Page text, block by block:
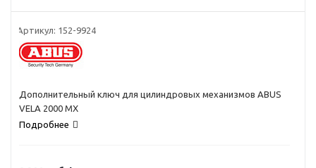
Артикул: 152-9924
Дополнительный ключ для цилиндровых механизмов ABUS
VELA 2000 MX
Подробнее